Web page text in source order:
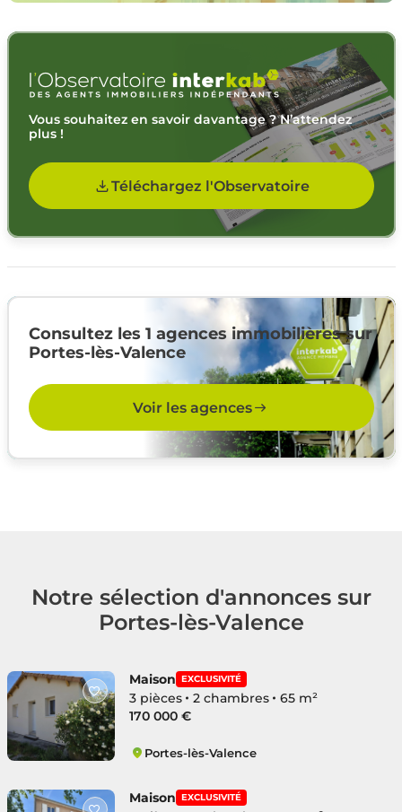
Vous souhaitez en savoir davantage ? N’attendez
plus !
Téléchargez l'Observatoire
Consultez les 1 agences immobilières sur
Portes-lès-Valence
Voir les agences
Notre sélection d'annonces sur
Portes-lès-Valence
Maison EXCLUSIVITÉ
3 pièces 2 chambres
65 m²
170 000 €
Portes-lès-Valence
Maison EXCLUSIVITÉ